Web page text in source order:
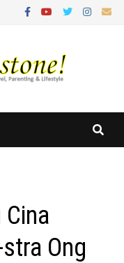
Cina
Ong